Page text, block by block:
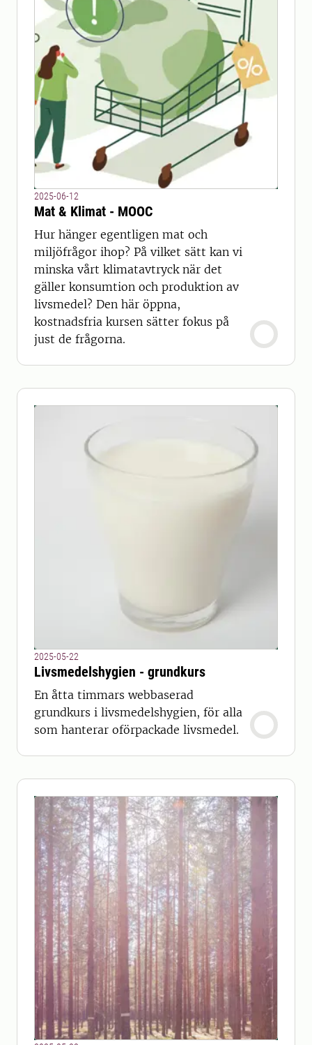
2025-06-12
Mat & Klimat - MOOC
Hur hänger egentligen mat och
miljöfrågor ihop? På vilket sätt kan vi
minska vårt klimatavtryck när det
gäller konsumtion och produktion av
livsmedel? Den här öppna,
kostnadsfria kursen sätter fokus på
just de frågorna.
2025-05-22
Livsmedelshygien - grundkurs
En åtta timmars webbaserad
grundkurs i livsmedelshygien, för alla
som hanterar oförpackade livsmedel.